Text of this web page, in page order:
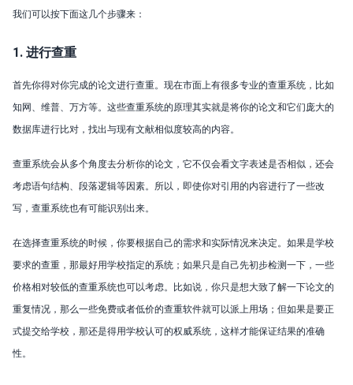
我们可以按下面这几个步骤来：
1. 进行查重
首先你得对你完成的论文进行查重。现在市面上有很多专业的查重系统，比如
知网、维普、万方等。这些查重系统的原理其实就是将你的论文和它们庞大的
数据库进行比对，找出与现有文献相似度较高的内容。
查重系统会从多个角度去分析你的论文，它不仅会看文字表述是否相似，还会
考虑语句结构、段落逻辑等因素。所以，即使你对引用的内容进行了一些改
写，查重系统也有可能识别出来。
在选择查重系统的时候，你要根据自己的需求和实际情况来决定。如果是学校
要求的查重，那最好用学校指定的系统；如果只是自己先初步检测一下，一些
价格相对较低的查重系统也可以考虑。比如说，你只是想大致了解一下论文的
重复情况，那么一些免费或者低价的查重软件就可以派上用场；但如果是要正
式提交给学校，那还是得用学校认可的权威系统，这样才能保证结果的准确
性。